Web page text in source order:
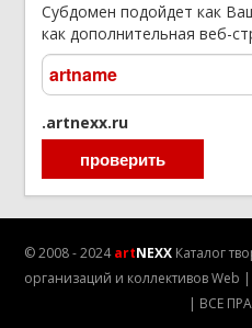
Субдомен подойдет как
как дополнительная веб-
.artnexx.ru
© 2008 - 2024artNEXX Каталог
организаций и коллективовWeb |
| ВСЕ